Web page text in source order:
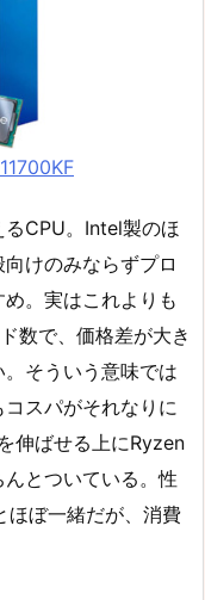
CPU。Intel製のほ
けのみならずプロ
。実はこれよりも
数で、価格差が大き
そういう意味では
スパがそれなりに
伸ばせる上にRyzen
とついている。性
ぼ一緒だが、消費